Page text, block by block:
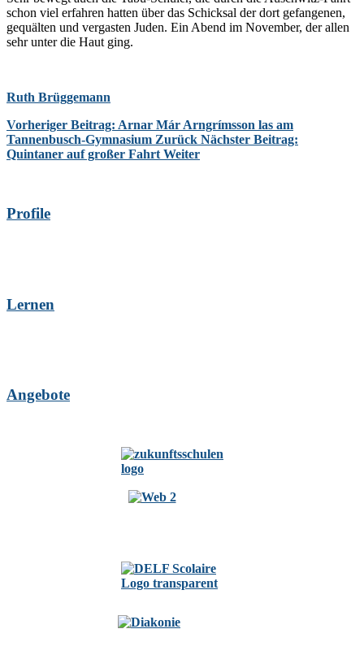
schon viel erfahren hatten über das Schicksal der dort gefangenen,
gequälten und vergasten Juden. Ein Abend im November, der allen
sehr unter die Haut ging.
Ruth Brüggemann
Vorheriger Beitrag: Arnar Már Arngrímsson las am
Tannenbusch-Gymnasium Zurück Nächster Beitrag:
Quintaner auf großer FahrtWeiter
Profile
Lernen
Angebote